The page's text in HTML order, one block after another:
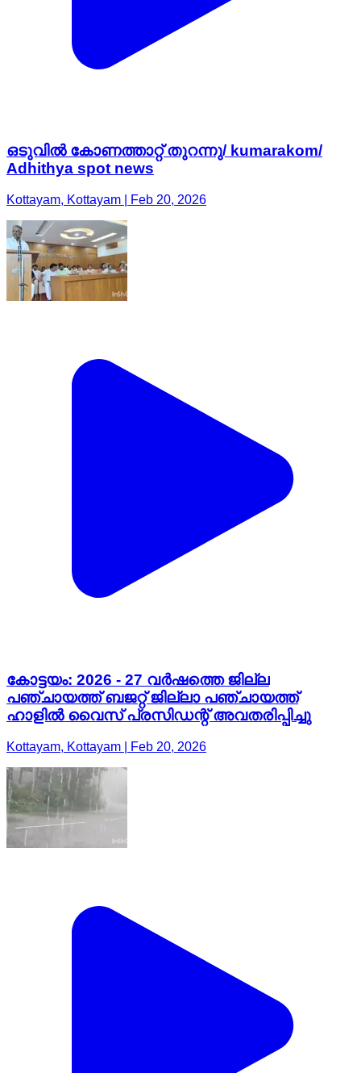
ഒടുവിൽ കോണത്താറ്റ് തുറന്നു/ kumarakom/
Adhithya spot news
Kottayam, Kottayam | Feb 20, 2026
കോട്ടയം: 2026 - 27 വർഷത്തെ ജില്ല
പഞ്ചായത്ത് ബജറ്റ് ജില്ലാ പഞ്ചായത്ത്
ഹാളിൽ വൈസ് പ്രസിഡന്റ് അവതരിപ്പിച്ചു
Kottayam, Kottayam | Feb 20, 2026